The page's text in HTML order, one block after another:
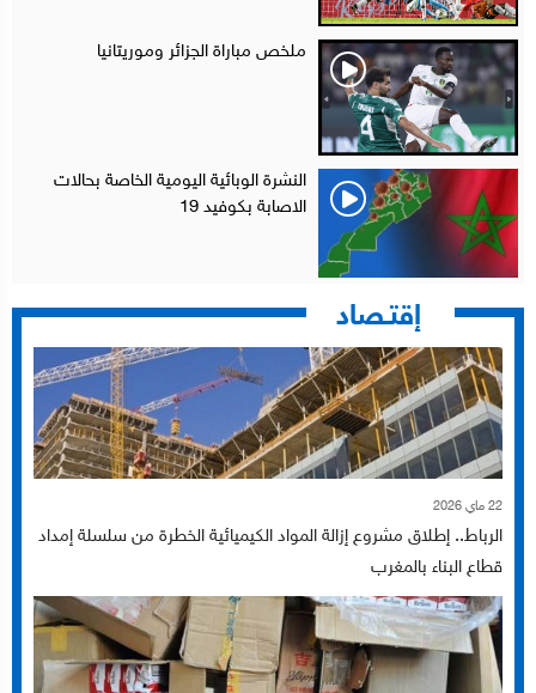
ملخص مباراة الجزائر وموريتانيا
النشرة الوبائية اليومية الخاصة بحالات
الاصابة بكوفيد 19
إقتـصاد
22 ماي 2026
الرباط.. إطلاق مشروع إزالة المواد الكيميائية الخطرة من سلسلة إمداد
قطاع البناء بالمغرب